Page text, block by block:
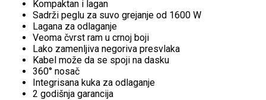
Kompaktan i lagan
Sadrži peglu za suvo grejanje od 1600 W
Lagana za odlaganje
Veoma čvrst ram u crnoj boji
Lako zamenljiva negoriva presvlaka
Kabel može da se spoji na dasku
360° nosač
Integrisana kuka za odlaganje
2 godišnja garancija